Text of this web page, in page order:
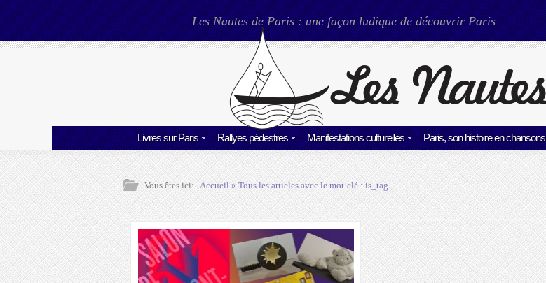
Les Nautes de Paris : une façon ludique de découvrir Paris
Livres sur Paris Rallyes pédestres Manifestations culturelles Paris, son histoire en chansons
Vous êtes ici: Accueil» Tous les articles avec le mot-clé :is_tag